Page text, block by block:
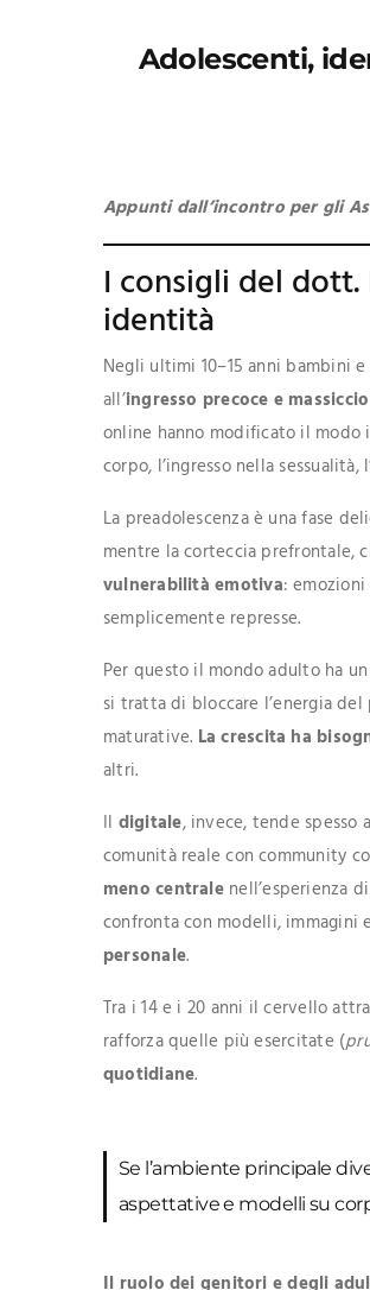
Adolescenti,
Appunti dall’incontro per gli
I consigli del
identità
Negli ultimi 10–15 anni bambini
all’ingresso precoce e
online hanno modificato il modo
corpo, l’ingresso nella
La preadolescenza è una fase
mentre la corteccia prefrontale,
vulnerabilità emotiva:
semplicemente represse.
Per questo il mondo adulto ha
si tratta di bloccare l’energia
maturative. La crescita ha
altri.
Il digitale, invece, tende
comunità reale con community
meno centralenell’esperienza
confronta con modelli, immagini
personale.
Tra i 14 e i 20 anni il cervello
rafforza quelle più esercitate (
quotidiane.
Se l’ambiente principale
aspettative e modelli su
Il ruolo dei genitori e degli